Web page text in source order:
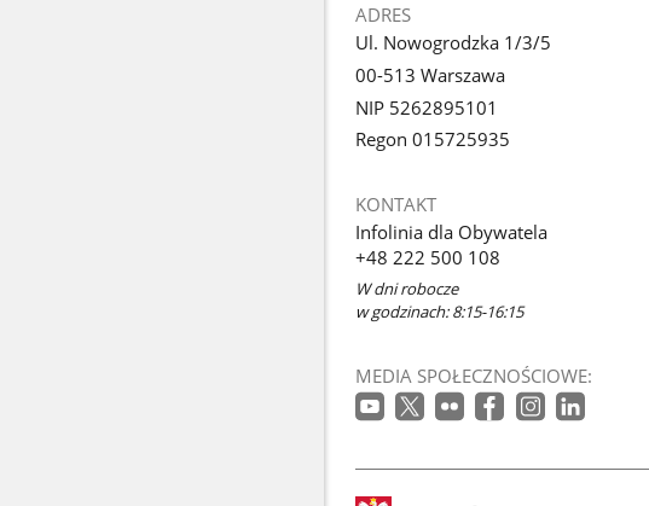
ADRES
Ul. Nowogrodzka 1/3/5
00-513 Warszawa
NIP 5262895101
Regon 015725935
KONTAKT
Infolinia dla Obywatela
+48 222 500 108
W dni robocze
w godzinach: 8:15-16:15
MEDIA SPOŁECZNOŚCIOWE: